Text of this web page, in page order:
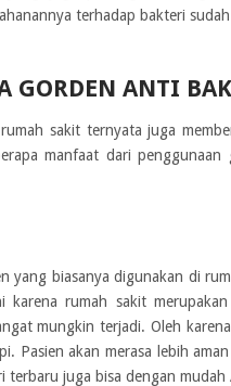
terhadap bakteri
GORDEN ANTI
sakit ternyata juga
manfaat dari
yang biasanya digunakan di
rumah sakit
mungkin terjadi. Oleh
Pasien akan merasa lebih
terbaru juga bisa dengan